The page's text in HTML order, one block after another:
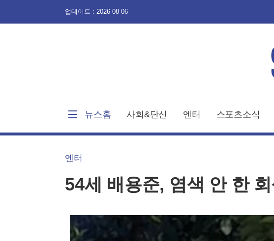
업데이트 : 2026-08-06
뉴스홈 사회&단신 엔터 스포츠소식
엔터
54세 배용준, 염색 안 한